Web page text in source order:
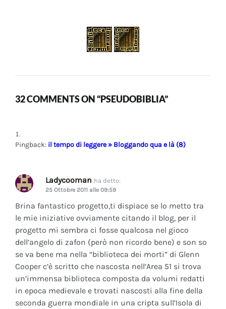
32 COMMENTS ON “PSEUDOBIBLIA”
Pingback: il tempo di leggere » Bloggando qua e là (8)
Ladycooman ha detto:
25 Ottobre 2011 alle 09:59
Brina fantastico progetto,ti dispiace se lo metto tra
le mie iniziative ovviamente citando il blog, per il
progetto mi sembra ci fosse qualcosa nel gioco
dell’angelo di zafon (però non ricordo bene) e son so
se va bene ma nella “biblioteca dei morti” di Glenn
Cooper c’è scritto che nascosta nell’Area 51 si trova
un’immensa biblioteca composta da volumi redatti
in epoca medievale e trovati nascosti alla fine della
seconda guerra mondiale in una cripta sull’Isola di